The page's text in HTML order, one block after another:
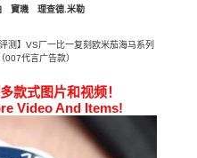
寶璣 理查德.米勒
测】VS厂一比一复刻欧米茄海马系列
代言广告款）
款式图片和视频！
Video And Items!